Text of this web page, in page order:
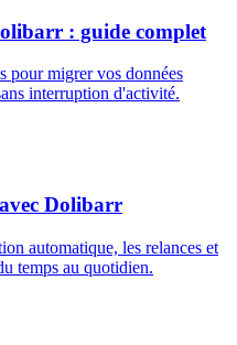
: guide complet
pour migrer vos données
interruption d'activité.
Dolibarr
automatique, les relances et
temps au quotidien.